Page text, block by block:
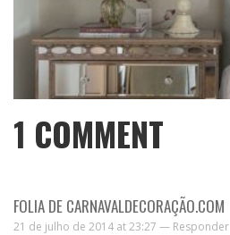
1 COMMENT
FOLIA DE CARNAVALDECORAÇÃO.COM
21 de julho de 2014 at 23:27 — Responder